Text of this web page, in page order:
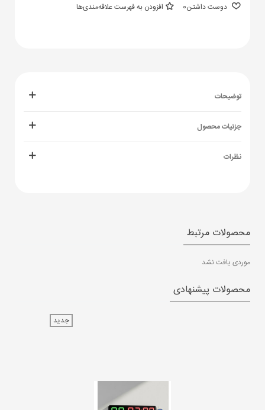
دوست داشتن0 افزودن به فهرست علاقه‌مندی‌ها
توضیحات
جزئیات محصول
نظرات
محصولات مرتبط
موردی یافت نشد
محصولات پیشنهادی
جدید